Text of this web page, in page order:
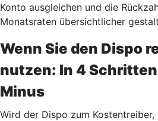
Konto ausgleichen und die
Monatsraten übersichtlicher
Wenn Sie den Dispo
nutzen: In 4
Minus
Wird der Dispo zum